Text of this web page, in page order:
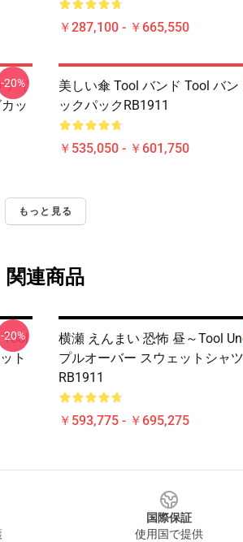
￥287,100 - ￥665,550
デイ
ッ
-20%
美しい傘 Tool バンド Tool バン
ックパックRB1911
￥535,050 - ￥601,750
もっと見る
関連商品
Tool
ト
-20%
横瀬 えんまい 恐怖 昼～tool
プルオーバー スウェットシャツ
RB1911
￥593,775 - ￥695,275
国際保証
使用国で提供